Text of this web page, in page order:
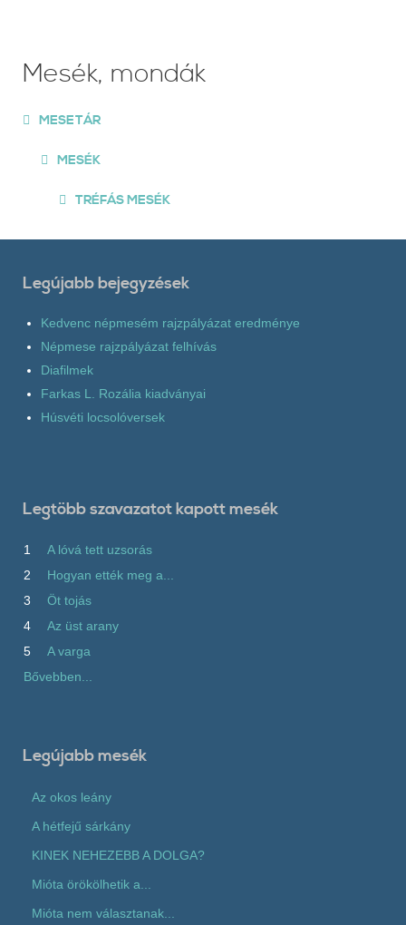
Mesék, mondák
MESETÁR
MESÉK
TRÉFÁS MESÉK
Legújabb bejegyzések
Kedvenc népmesém rajzpályázat eredménye
Népmese rajzpályázat felhívás
Diafilmek
Farkas L. Rozália kiadványai
Húsvéti locsolóversek
Legtöbb szavazatot kapott mesék
1
A lóvá tett uzsorás
2
Hogyan ették meg a...
3
Öt tojás
4
Az üst arany
5
A varga
Bővebben...
Legújabb mesék
Az okos leány
A hétfejű sárkány
KINEK NEHEZEBB A DOLGA?
Mióta örökölhetik a...
Mióta nem választanak...